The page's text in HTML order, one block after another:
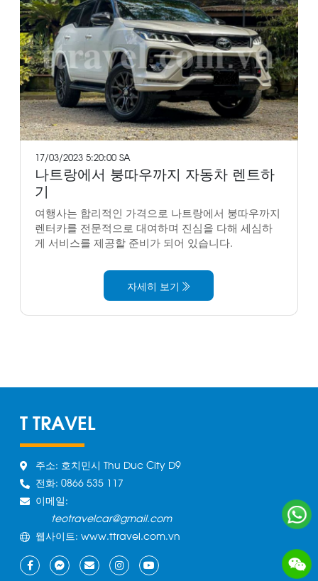
17/03/2023 5:20:00 SA
나트랑에서 붕따우까지 자동차 렌트하
기
여행사는 합리적인 가격으로 나트랑에서 붕따우까지
렌터카를 전문적으로 대여하며 진심을 다해 세심하
게 서비스를 제공할 준비가 되어 있습니다.
자세히 보기
T TRAVEL
주소: 호치민시 Thu Duc City D9
전화: 0866 535 117
이메일:
teotravelcar@gmail.com
웹사이트: www.ttravel.com.vn